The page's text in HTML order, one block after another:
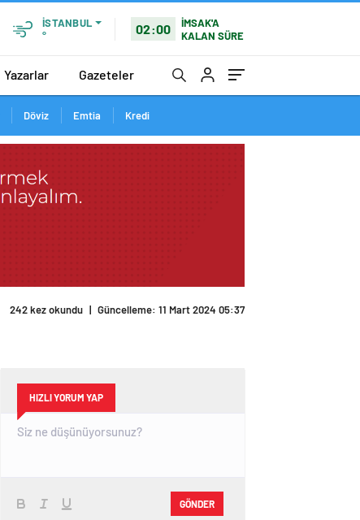
İSTANBUL
°
02:00
İMSAK'A
KALAN SÜRE
Yazarlar Gazeteler
Döviz Emtia Kredi
242 kez okundu | Güncelleme: 11 Mart 2024 05:37
HIZLI YORUM YAP
GÖNDER